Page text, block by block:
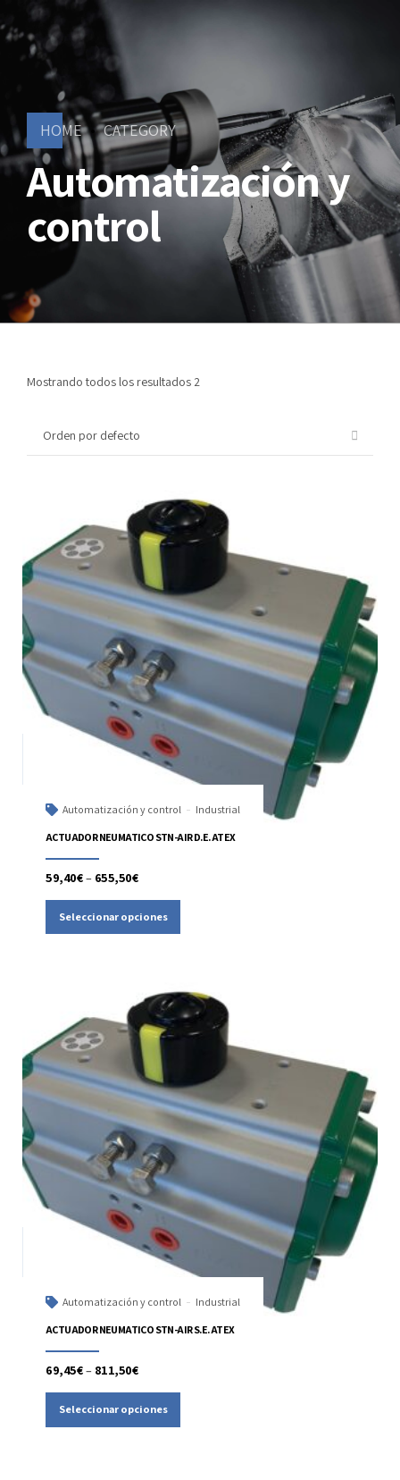
HOME CATEGORY
Automatización y
control
Mostrando todos los resultados 2
Automatización y control Industrial
ACTUADOR NEUMATICO STN-AIR D.E. ATEX
59,40€– 655,50€
Seleccionar opciones
Automatización y control Industrial
ACTUADOR NEUMATICO STN-AIR S.E. ATEX
69,45€– 811,50€
Seleccionar opciones